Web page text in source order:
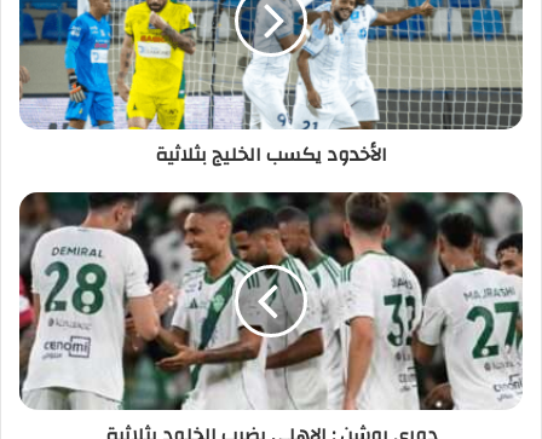
الأخدود يكسب الخليج بثلاثية